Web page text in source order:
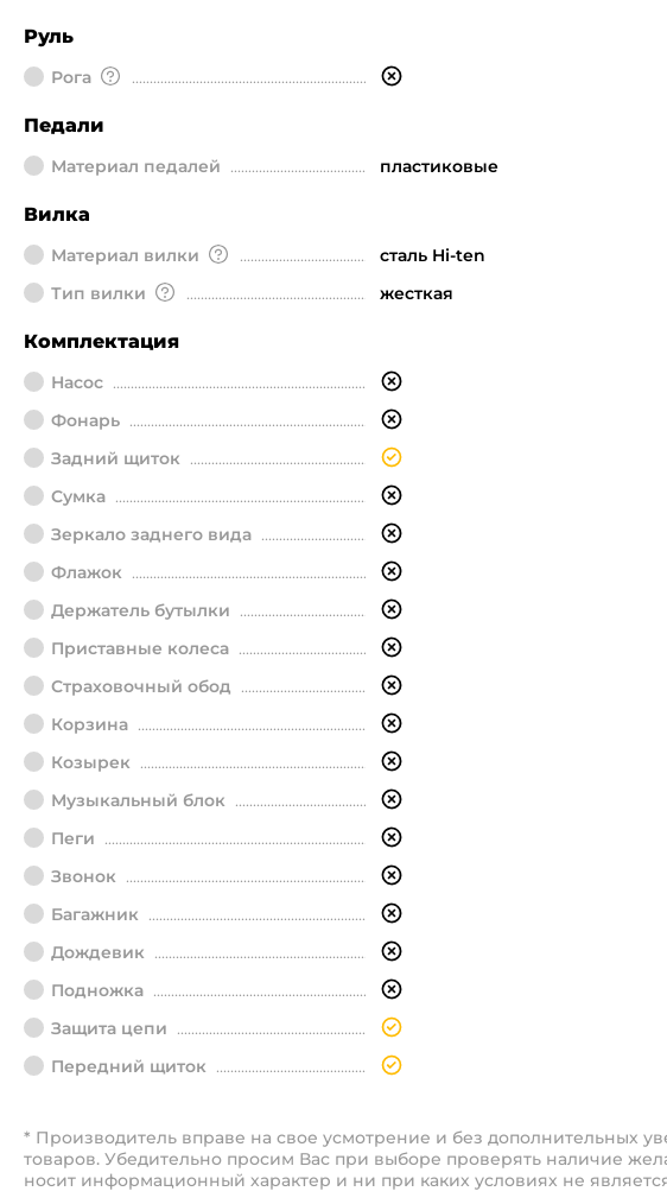
Руль
Рога
Педали
Материал педалей пластиковые
Вилка
Материал вилки
сталь Hi-ten
Тип вилки
жесткая
Комплектация
Насос
Фонарь
Задний щиток
Сумка
Зеркало заднего вида
Флажок
Держатель бутылки
Приставные колеса
Страховочный обод
Корзина
Козырек
Музыкальный блок
Пеги
Звонок
Багажник
Дождевик
Подножка
Защита цепи
Передний щиток
* Производитель вправе на свое усмотрение и без дополнительных
товаров. Убедительно просим Вас при выборе проверять наличие
носит информационный характер и ни при каких условиях не